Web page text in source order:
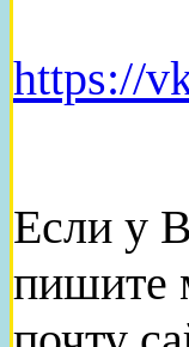
https://
Если у
пишите